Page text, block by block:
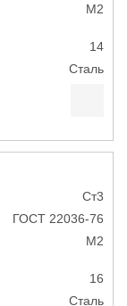
М2
14
Сталь
Ст3
ГОСТ 22036-76
М2
16
Сталь